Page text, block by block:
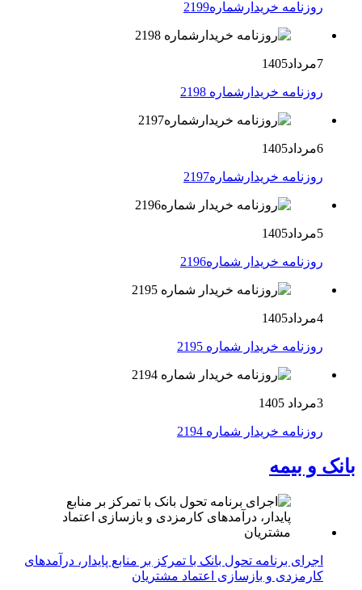
روزنامه خریدارشماره2199
7مرداد1405
روزنامه خریدارشماره 2198
6مرداد1405
روزنامه خریدارشماره2197
5مرداد1405
روزنامه خریدار شماره2196
4مرداد1405
روزنامه خریدار شماره 2195
3مرداد 1405
روزنامه خریدار شماره 2194
بانک و بیمه
اجرای برنامه تحول بانک با تمرکز بر منابع پایدار، درآمدهای
کارمزدی و بازسازی اعتماد مشتریان